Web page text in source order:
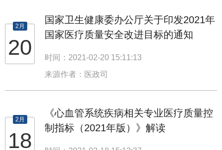
2月
20
国家卫生健康委办公厅关于印发2021年
国家医疗质量安全改进目标的通知
时间：2021-02-20 15:11:13
来源作者：医政司
2月
18
《心血管系统疾病相关专业医疗质量控
制指标（2021年版）》解读